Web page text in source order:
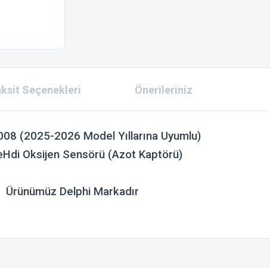
Seçenekleri Önerileriniz
(2025-2026 Model Yıllarına Uyumlu)
Oksijen Sensörü (Azot Kaptörü)
Ürünümüz Delphi Markadır